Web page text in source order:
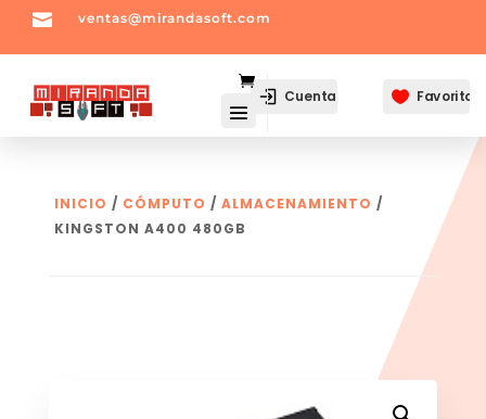
 ventas@mirandasoft.com
Cuenta  Favoritos
INICIO / CÓMPUTO / ALMACENAMIENTO /
KINGSTON A400 480GB